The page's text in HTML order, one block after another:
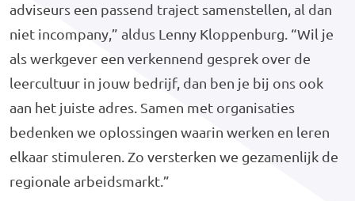
adviseurs een passend traject samenstellen, al dan
niet incompany,” aldus Lenny Kloppenburg. “Wil je
als werkgever een verkennend gesprek over de
leercultuur in jouw bedrijf, dan ben je bij ons ook
aan het juiste adres. Samen met organisaties
bedenken we oplossingen waarin werken en leren
elkaar stimuleren. Zo versterken we gezamenlijk de
regionale arbeidsmarkt.”